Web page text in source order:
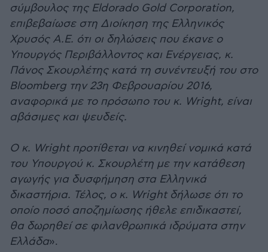
σύμβουλος της Eldorado Gold Corporation,
επιβεβαίωσε στη Διοίκηση της Ελληνικός
Χρυσός Α.Ε. ότι οι δηλώσεις που έκανε ο
Υπουργός Περιβάλλοντος και Ενέργειας, κ.
Πάνος Σκουρλέτης κατά τη συνέντευξή του στο
Bloomberg την 23η Φεβρουαρίου 2016,
αναφορικά με το πρόσωπο του κ. Wright, είναι
αβάσιμες και ψευδείς.
Ο κ. Wright προτίθεται να κινηθεί νομικά κατά
του Υπουργού κ. Σκουρλέτη με την κατάθεση
αγωγής για δυσφήμηση στα Ελληνικά
δικαστήρια. Τέλος, ο κ. Wright δήλωσε ότι το
οποίο ποσό αποζημίωσης ήθελε επιδικαστεί,
θα δωρηθεί σε φιλανθρωπικά ιδρύματα στην
Ελλάδα».